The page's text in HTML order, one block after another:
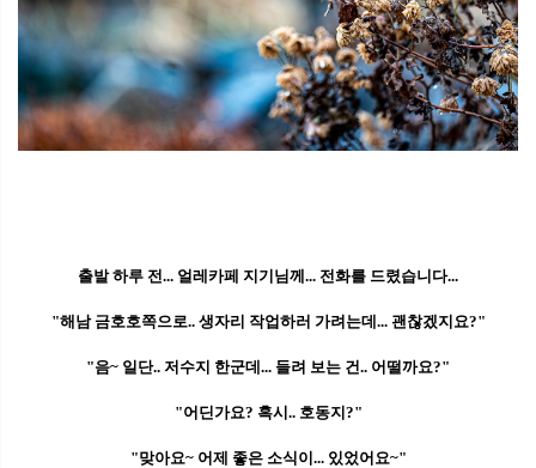
출발 하루 전... 얼레카페 지기님께... 전화를 드렸습니다...
"해남 금호호쪽으로.. 생자리 작업하러 가려는데... 괜찮겠지요?"
"음~ 일단.. 저수지 한군데... 들려 보는 건.. 어떨까요?"
"어딘가요? 혹시.. 호동지?"
"맞아요~ 어제 좋은 소식이... 있었어요~"